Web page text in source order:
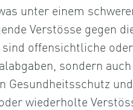
unter einem
Verstösse gegen
offensichtliche
sondern
Gesundheitsschutz
wiederholte